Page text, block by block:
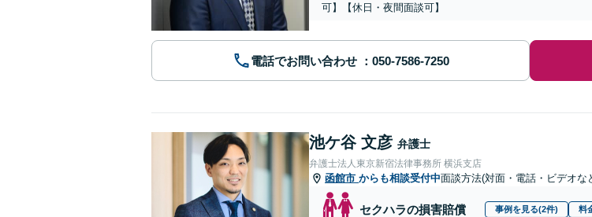
可】【休日・夜間面談可】
電話でお問い合わせ
池ケ谷 文彦 弁護士
弁護士法人東京新宿法律事務所 横浜支店
函館市 からも相談受付中面談方法(対面・電話・ビデオな
セクハラの損害賠償 事例を見る(2件) 料